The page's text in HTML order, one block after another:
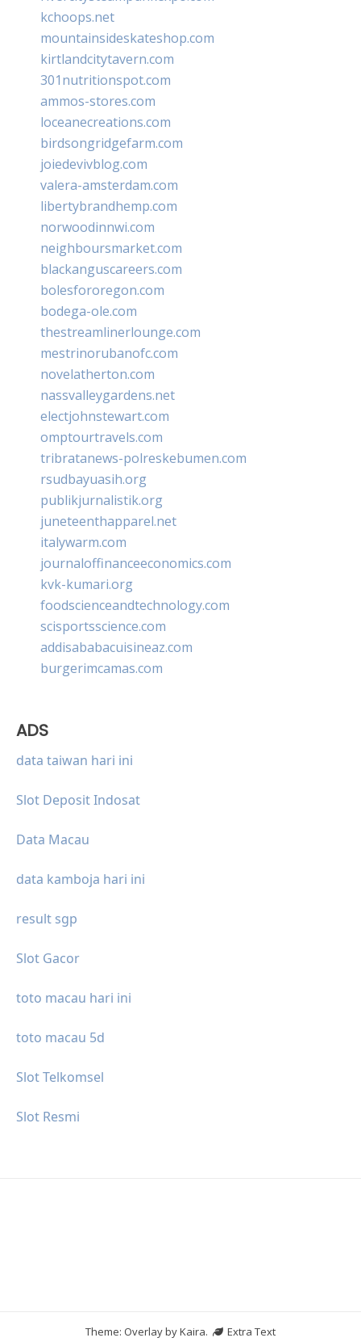
kchoops.net
mountainsideskateshop.com
kirtlandcitytavern.com
301nutritionspot.com
ammos-stores.com
loceanecreations.com
birdsongridgefarm.com
joiedevivblog.com
valera-amsterdam.com
libertybrandhemp.com
norwoodinnwi.com
neighboursmarket.com
blackanguscareers.com
bolesfororegon.com
bodega-ole.com
thestreamlinerlounge.com
mestrinorubanofc.com
novelatherton.com
nassvalleygardens.net
electjohnstewart.com
omptourtravels.com
tribratanews-polreskebumen.com
rsudbayuasih.org
publikjurnalistik.org
juneteenthapparel.net
italywarm.com
journaloffinanceeconomics.com
kvk-kumari.org
foodscienceandtechnology.com
scisportsscience.com
addisababacuisineaz.com
burgerimcamas.com
ADS
data taiwan hari ini
Slot Deposit Indosat
Data Macau
data kamboja hari ini
result sgp
Slot Gacor
toto macau hari ini
toto macau 5d
Slot Telkomsel
Slot Resmi
Theme: Overlay byKaira.
Extra Text